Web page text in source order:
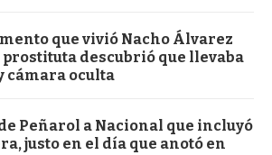
que vivió Nacho Álvarez
prostituta descubrió que llevaba
cámara oculta
Peñarol a Nacional que incluyó
justo en el día que anotó en